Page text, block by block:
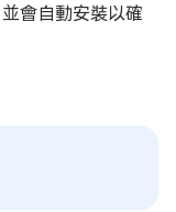
會自動安裝以確